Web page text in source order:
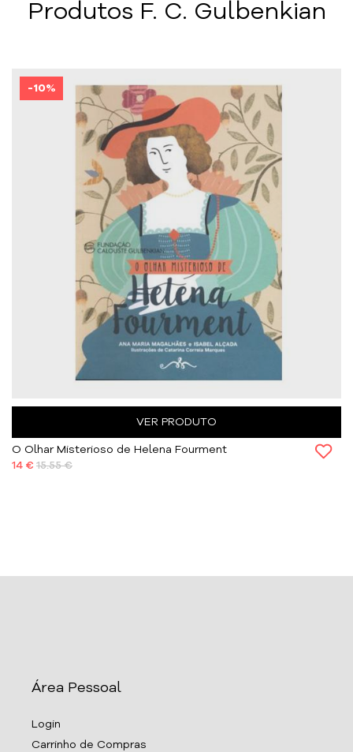
Produtos F. C. Gulbenkian
-10%
VER PRODUTO
O Olhar Misterioso de Helena Fourment
14 € 15.55 €
Área Pessoal
Login
Carrinho de Compras